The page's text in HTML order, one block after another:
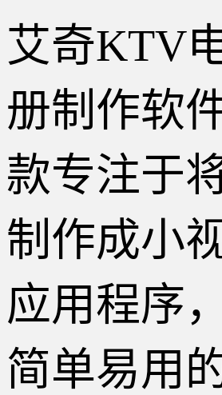
艾奇KTV
册制作软
款专注于
制作成小
应用程序
简单易用